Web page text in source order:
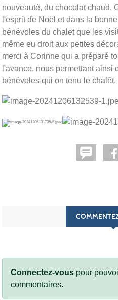
nouveauté, du chocolat chaud.
l'esprit de Noël et dans la
bénévoles du chalet que les
même eu droit aux petites
merci à Corinne qui a préparé
l'avance, nous permettant ainsi
bénévoles qui on tenu le chalêt.
Connectez-vous pour
commentaires.